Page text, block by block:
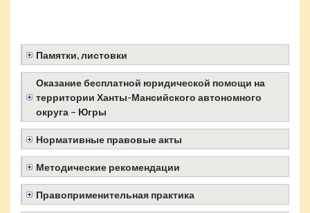
Памятки, листовки
Оказание бесплатной юридической помощи на
территории Ханты-Мансийского автономного
округа – Югры
Нормативные правовые акты
Методические рекомендации
Правоприменительная практика